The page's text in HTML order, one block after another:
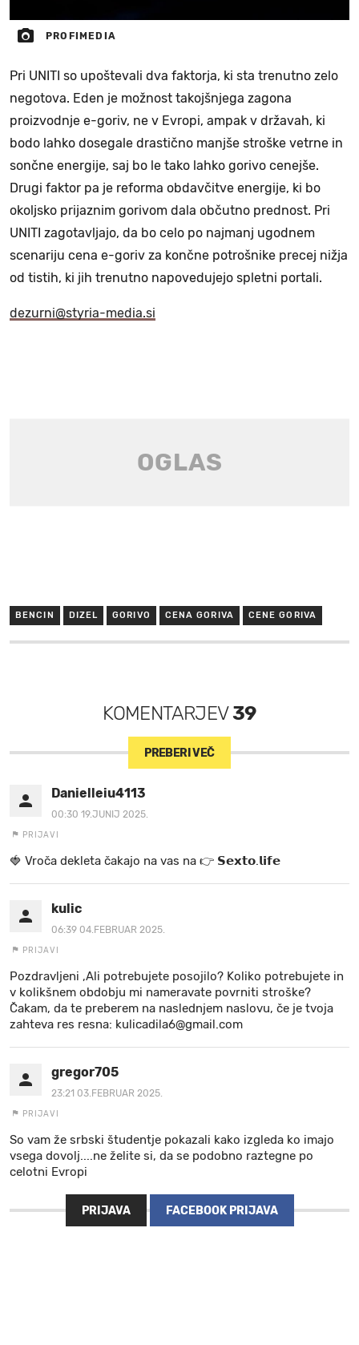
PROFIMEDIA
Pri UNITI so upoštevali dva faktorja, ki sta trenutno zelo
negotova. Eden je možnost takojšnjega zagona
proizvodnje e-goriv, ne v Evropi, ampak v državah, ki
bodo lahko dosegale drastično manjše stroške vetrne in
sončne energije, saj bo le tako lahko gorivo cenejše.
Drugi faktor pa je reforma obdavčitve energije, ki bo
okoljsko prijaznim gorivom dala občutno prednost. Pri
UNITI zagotavljajo, da bo celo po najmanj ugodnem
scenariju cena e-goriv za končne potrošnike precej nižja
od tistih, ki jih trenutno napovedujejo spletni portali.
dezurni@styria-media.si
BENCIN DIZEL GORIVO CENA GORIVA CENE GORIVA
KOMENTARJEV39
PREBERI VEČ
Danielleiu4113
00:30 19.JUNIJ 2025.
PRIJAVI
🍓 V r o č a d e k l e t a ča k a jo na va s n a 👉 𝗦𝗲𝘅𝘁𝗼.𝗹𝗶𝗳𝗲
kulic
06:39 04.FEBRUAR 2025.
PRIJAVI
Pozdravljeni ,Ali potrebujete posojilo? Koliko potrebujete in
v kolikšnem obdobju mi ​​nameravate povrniti stroške?
Čakam, da te preberem na naslednjem naslovu, če je tvoja
zahteva res resna: kulicadila6@gmail.com
gregor705
23:21 03.FEBRUAR 2025.
PRIJAVI
So vam že srbski študentje pokazali kako izgleda ko imajo
vsega dovolj....ne želite si, da se podobno raztegne po
celotni Evropi
PRIJAVA FACEBOOK PRIJAVA